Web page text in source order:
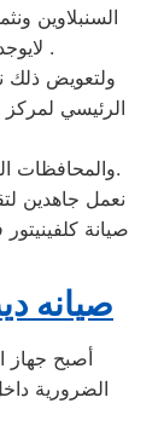
السنبلاوين
لايوجد بها فروع لنا اوالفرع تحت الانشاء .
ولتعويض ذلك
الرئيسي لمركز
والمحافظات التي بها فروع لكنها ذات كثافة سكانية عالية.
نعمل جاهدين
صيانة
صيانه
أصبح جهاز
الضرورية